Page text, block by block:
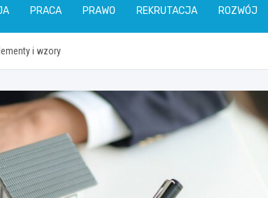
PRACA PRAWO REKRUTACJA ROZWÓJ
i wzory